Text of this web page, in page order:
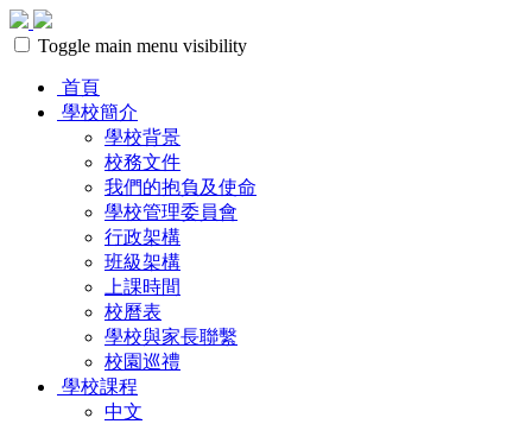
Toggle main menu visibility
首頁
學校簡介
學校背景
校務文件
我們的抱負及使命
學校管理委員會
行政架構
班級架構
上課時間
校曆表
學校與家長聯繫
校園巡禮
學校課程
中文